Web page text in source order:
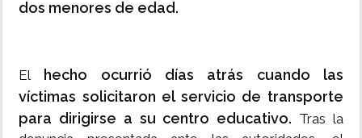
dos menores de edad.
El hecho ocurrió días atrás cuando las
víctimas solicitaron el servicio de transporte
para dirigirse a su centro educativo. Tras la